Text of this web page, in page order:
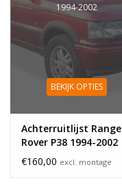
1994-2002
BEKIJK OPTIES
Achterruitlijst Range
Rover P38 1994-2002
onderkant
€160,00 excl. montage